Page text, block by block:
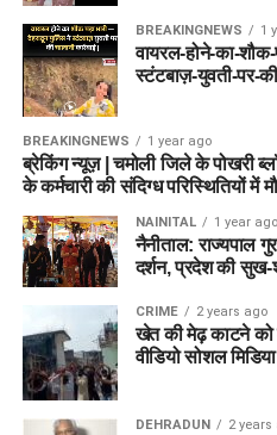
Mitchell Owen
Rehan Ahmed
Bowlers
Nathan Ellis
Brydon Carse
Ben Dwarshuis
Usman Tariq
Fantasy Tips
Dream11 Team
BREAKINGNEWS 1
वायरल-होने-का-
स्टंटबाज़-युवती-पर-की-
BREAKINGNEWS 1 year ago
ब्रेकिंग न्यूज़ | चमोली जिले के पोखरी
के कर्मचारी की संदिग्ध परिस्थितियों में
NAINITAL 1 year ago
नैनीताल: राज्यपाल
दर्शन, प्रदेश की
CRIME 2 years ago
खेत की मेढ़ काटने को
वीडियो सोशल
DEHRADUN 2 years